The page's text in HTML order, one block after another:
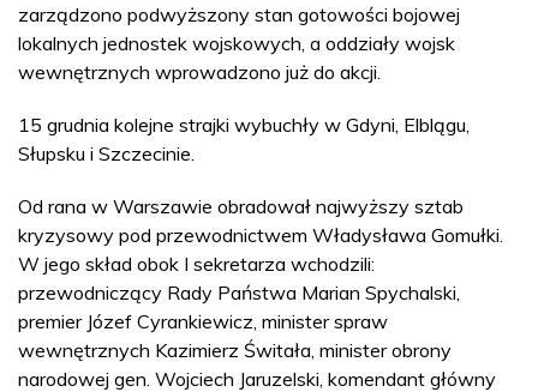
zarządzono podwyższony stan gotowości bojowej
lokalnych jednostek wojskowych, a oddziały wojsk
wewnętrznych wprowadzono już do akcji.
15 grudnia kolejne strajki wybuchły w Gdyni, Elblągu,
Słupsku i Szczecinie.
Od rana w Warszawie obradował najwyższy sztab
kryzysowy pod przewodnictwem Władysława Gomułki.
W jego skład obok I sekretarza wchodzili:
przewodniczący Rady Państwa Marian Spychalski,
premier Józef Cyrankiewicz, minister spraw
wewnętrznych Kazimierz Świtała, minister obrony
narodowej gen. Wojciech Jaruzelski, komendant główny